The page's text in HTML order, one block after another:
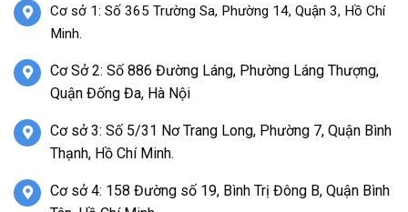
Cơ sở 1: Số 365 Trường Sa, Phường 14, Quận 3, Hồ Chí
Minh.
Cơ Sở 2: Số 886 Đường Láng, Phường Láng Thượng,
Quận Đống Đa, Hà Nội
Cơ sở 3: Số 5/31 Nơ Trang Long, Phường 7, Quận Bình
Thạnh, Hồ Chí Minh.
Cơ sở 4: 158 Đường số 19, Bình Trị Đông B, Quận Bình